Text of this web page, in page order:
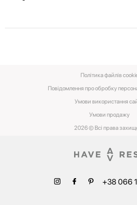
2026 © Всі права
Повідомлення про обробку
Умови використання
Умови‌ ‌продажу‌
Політика файлів
+38 066